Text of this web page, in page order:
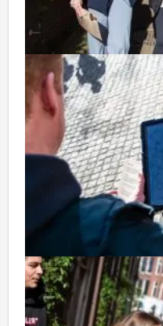
Tip:
Niet telkens uw knip
te rekenen? Voor €
BTW) kunt u
waarbij u onbeperkt
huiswijn, koffie en
niet voor verrassingen
Reservering voor
Komt u niet aan het
deze activiteit? Als u
aantal te betalen, kunt
personen boeken!